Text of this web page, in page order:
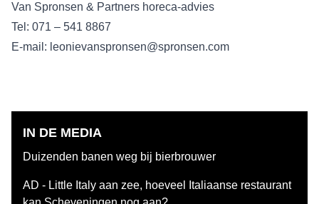
Van Spronsen & Partners horeca-advies
Tel: 071 – 541 8867
E-mail: leonievanspronsen@spronsen.com
IN DE MEDIA
Duizenden banen weg bij bierbrouwer
AD - Little Italy aan zee, hoeveel Italiaanse restaurant